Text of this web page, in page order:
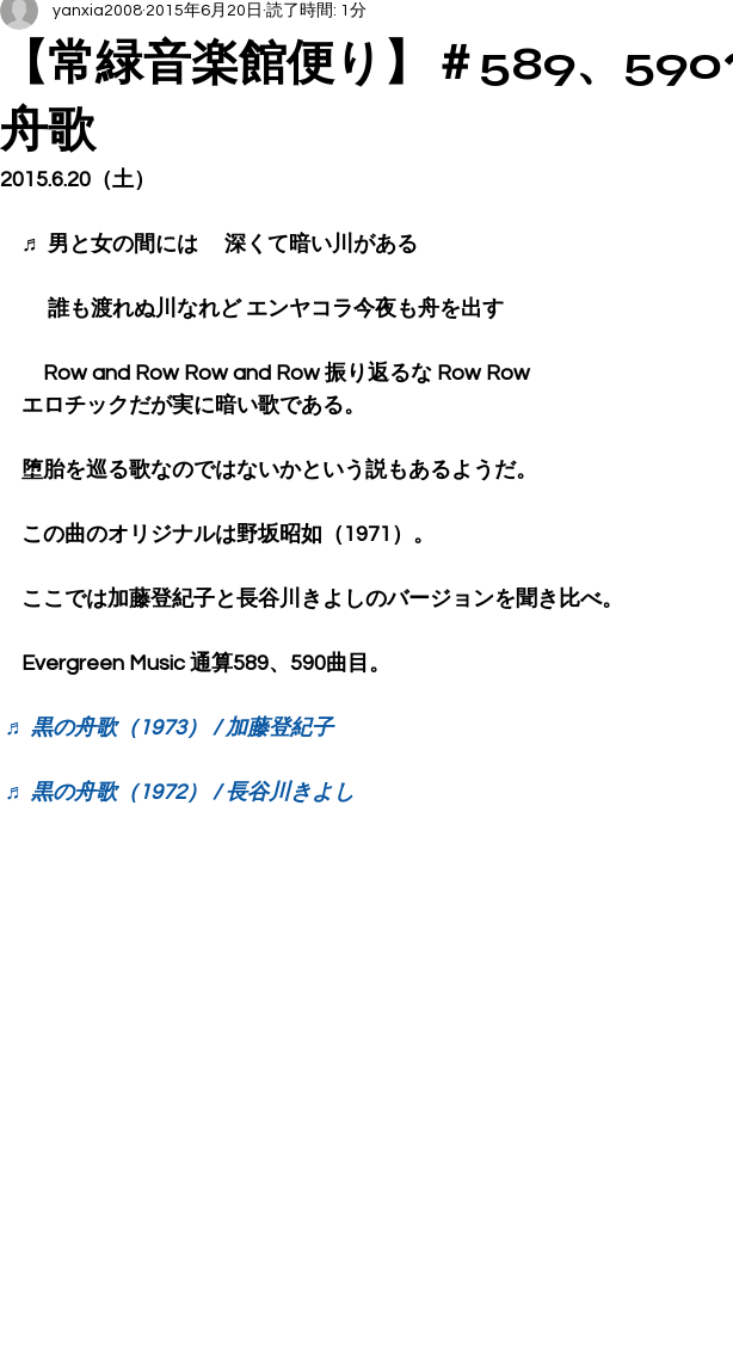
【常緑音楽館便り】＃589、
舟歌
yanxia2008 2015年6月20日 読了時間: 1分
2015.6.20（土）
♬ 男と女の間には 　深くて暗い川がある
誰も渡れぬ川なれど エンヤコラ今夜も舟を出す
Row and Row Row and Row 振り返るな Row Row
エロチックだが実に暗い歌である。
堕胎を巡る歌なのではないかという説もあるようだ。
この曲のオリジナルは野坂昭如（1971）。
ここでは加藤登紀子と長谷川きよしのバージョンを聞き比べ。
Evergreen Music 通算589、590曲目。
♬ 黒の舟歌（1973） / 加藤登紀子
♬ 黒の舟歌（1972） / 長谷川きよし